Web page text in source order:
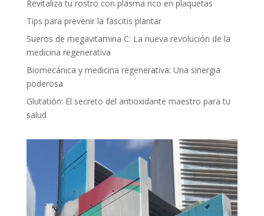
Revitaliza tu rostro con plasma rico en plaquetas
Tips para prevenir la fascitis plantar
Sueros de megavitamina C: La nueva revolución de la
medicina regenerativa
Biomecánica y medicina regenerativa: Una sinergia
poderosa
Glutatión: El secreto del antioxidante maestro para tu
salud